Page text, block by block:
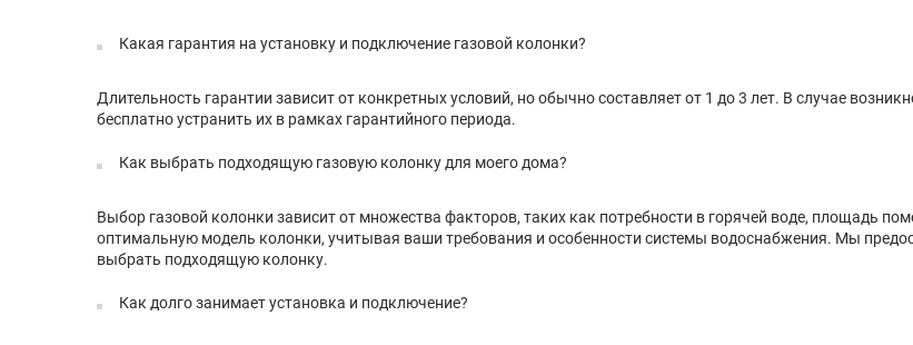
Какая гарантия на установку и подключение газовой колонки?
Длительность гарантии зависит от конкретных условий, но обычно составляет от 1 до 3 лет. В случае
бесплатно устранить их в рамках гарантийного периода.
Как выбрать подходящую газовую колонку для моего дома?
Выбор газовой колонки зависит от множества факторов, таких как потребности в горячей воде, площадь
оптимальную модель колонки, учитывая ваши требования и особенности системы водоснабжения. Мы
выбрать подходящую колонку.
Как долго занимает установка и подключение?